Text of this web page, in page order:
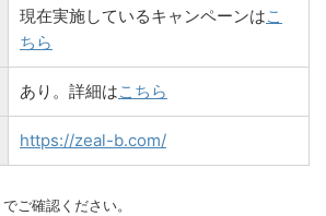
現在実施しているキャンペーンはこ
ちら
あり。詳細はこちら
https://zeal-b.com/
ご確認ください。